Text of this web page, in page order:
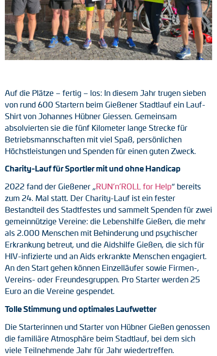
Tacho-Generatoren
LWL-Signalübertragung
Impulsverteiler
Frequenz-Spannungs-Wandler
Handmessgeräte
Kabelschutz
Kupplungen
Zwischenflansche
Adapterwellen
Drehmomentstützen
DC Motoren
AC Synchrongeneratoren
Auf die Plätze – fertig – los: In diesem Jahr trugen sieben
von rund 600 Startern beim Gießener Stadtlauf ein Lauf-
Shirt von Johannes Hübner Giessen. Gemeinsam
absolvierten sie die fünf Kilometer lange Strecke für
Betriebsmannschaften mit viel Spaß, persönlichen
Höchstleistungen und Spenden für einen guten Zweck.
Charity-Lauf für Sportler mit und ohne Handicap
2022 fand der Gießener „RUN’n’ROLL for Help“ bereits
zum 24. Mal statt. Der Charity-Lauf ist ein fester
Bestandteil des Stadtfestes und sammelt Spenden für zwei
gemeinnützige Vereine: die Lebenshilfe Gießen, die mehr
als 2.000 Menschen mit Behinderung und psychischer
Erkrankung betreut, und die Aidshilfe Gießen, die sich für
HIV-infizierte und an Aids erkrankte Menschen engagiert.
An den Start gehen können Einzelläufer sowie Firmen-,
Vereins- oder Freundesgruppen. Pro Starter werden 25
Euro an die Vereine gespendet.
Tolle Stimmung und optimales Laufwetter
Die Starterinnen und Starter von Hübner Gießen genossen
die familiäre Atmosphäre beim Stadtlauf, bei dem sich
viele Teilnehmende Jahr für Jahr wiedertreffen.